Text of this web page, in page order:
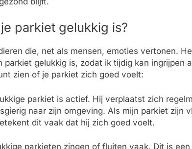
parkiet gelukkig is?
die, net als mensen, emoties vertonen.
parkiet gelukkig is, zodat ik tijdig kan ingrijpen
zien of je parkiet zich goed voelt:
parkiet is actief. Hij verplaatst zich
naar zijn omgeving. Als mijn parkiet zijn
dit vaak dat hij zich goed voelt.
parkieten zingen of fluiten vaak. Dit is